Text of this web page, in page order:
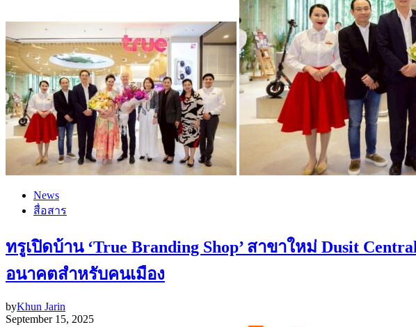
News
สื่อสาร
ทรูเปิดบ้าน ‘True Branding Shop’ สาขาใหม่ Dusit
อนาคตสำหรับคนเมือง
byKhun Jarin
September 15, 2025